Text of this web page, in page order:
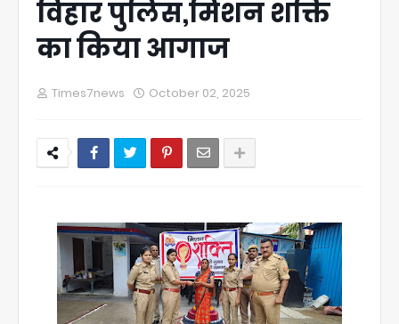
विहार पुलिस,मिशन शक्ति
का किया आगाज
Times7news October 02, 2025